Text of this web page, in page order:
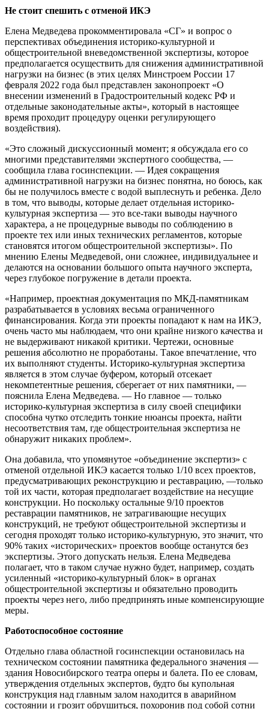
Не стоит спешить с отменой ИКЭ
Елена Медведева прокомментировала «СГ» и вопрос о
перспективах объединения историко-культурной и
общестроительной вневедомственной экспертизы, которое
предполагается осуществить для снижения административной
нагрузки на бизнес (в этих целях Минстроем России 17
февраля 2022 года был представлен законопроект «О
внесении изменений в Градостроительный кодекс РФ и
отдельные законодательные акты», который в настоящее
время проходит процедуру оценки регулирующего
воздействия).
«Это сложный дискуссионный момент; я обсуждала его со
многими представителями экспертного сообщества, —
сообщила глава госинспекции. — Идея сокращения
административной нагрузки на бизнес понятна, но боюсь, как
бы не получилось вместе с водой выплеснуть и ребенка. Дело
в том, что выводы, которые делает отдельная историко-
культурная экспертиза — это все-таки выводы научного
характера, а не процедурные выводы по соблюдению в
проекте тех или иных технических регламентов, которые
становятся итогом общестроительной экспертизы». По
мнению Елены Медведевой, они сложнее, индивидуальнее и
делаются на основании большого опыта научного эксперта,
через глубокое погружение в детали проекта.
«Например, проектная документация по МКД-памятникам
разрабатывается в условиях весьма ограниченного
финансирования. Когда эти проекты попадают к нам на ИКЭ,
очень часто мы наблюдаем, что они крайне низкого качества и
не выдерживают никакой критики. Чертежи, основные
решения абсолютно не проработаны. Такое впечатление, что
их выполняют студенты. Историко-культурная экспертиза
является в этом случае буфером, который отсекает
некомпетентные решения, сберегает от них памятники, —
пояснила Елена Медведева. — Но главное — только
историко-культурная экспертиза в силу своей специфики
способна чутко отследить тонкие нюансы проекта, найти
несоответствия там, где общестроительная экспертиза не
обнаружит никаких проблем».
Она добавила, что упомянутое «объединение экспертиз» с
отменой отдельной ИКЭ касается только 1/10 всех проектов,
предусматривающих реконструкцию и реставрацию, —только
той их части, которая предполагает воздействие на несущие
конструкции. Но поскольку остальные 9/10 проектов
реставрации памятников, не затрагивающие несущих
конструкций, не требуют общестроительной экспертизы и
сегодня проходят только историко-культурную, это значит, что
90% таких «исторических» проектов вообще останутся без
экспертизы. Этого допускать нельзя. Елена Медведева
полагает, что в таком случае нужно будет, например, создать
усиленный «историко-культурный блок» в органах
общестроительной экспертизы и обязательно проводить
проекты через него, либо предпринять иные компенсирующие
меры.
Работоспособное состояние
Отдельно глава областной госинспекции остановилась на
техническом состоянии памятника федерального значения —
здания Новосибирского театра оперы и балета. По ее словам,
утверждения отдельных экспертов, будто бы купольная
конструкция над главным залом находится в аварийном
состоянии и грозит обрушиться, похоронив под собой сотни